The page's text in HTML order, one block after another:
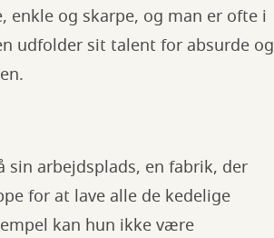
enkle og skarpe, og man er ofte i
udfolder sit talent for absurde og
sin arbejdsplads, en fabrik, der
for at lave alle de kedelige
kan hun ikke være